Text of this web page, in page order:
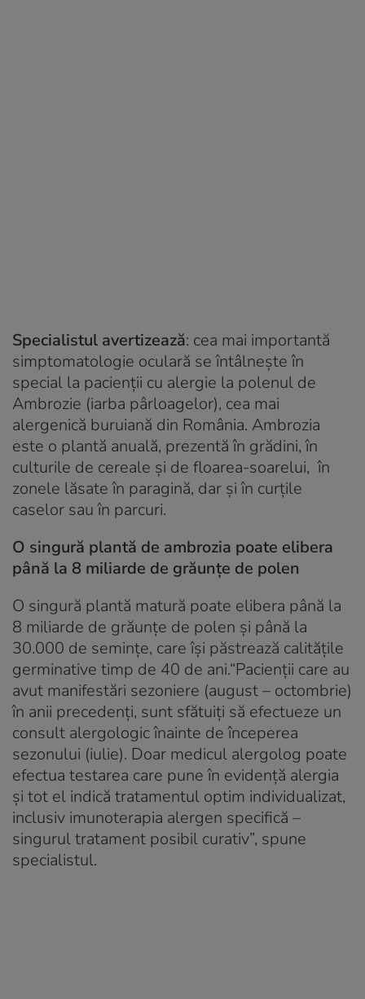
Specialistul avertizează: cea mai importantă
simptomatologie oculară se întâlnește în
special la pacienții cu alergie la polenul de
Ambrozie (iarba pârloagelor), cea mai
alergenică buruiană din România. Ambrozia
este o plantă anuală, prezentă în grădini, în
culturile de cereale și de floarea-soarelui, în
zonele lăsate în paragină, dar și în curțile
caselor sau în parcuri.
O singură plantă de ambrozia poate elibera
până la 8 miliarde de grăunțe de polen
O singură plantă matură poate elibera până la
8 miliarde de grăunțe de polen și până la
30.000 de semințe, care își păstrează calitățile
germinative timp de 40 de ani.“Pacienții care au
avut manifestări sezoniere (august – octombrie)
în anii precedenți, sunt sfătuiți să efectueze un
consult alergologic înainte de începerea
sezonului (iulie). Doar medicul alergolog poate
efectua testarea care pune în evidență alergia
și tot el indică tratamentul optim individualizat,
inclusiv imunoterapia alergen specifică –
singurul tratament posibil curativ”, spune
specialistul.